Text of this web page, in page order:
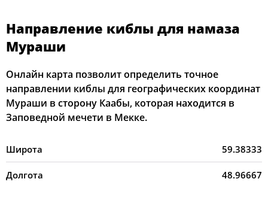
Направление киблы для намаза
Мураши
Онлайн карта позволит определить точное
направлении киблы для географических координат
Мураши в сторону Каабы, которая находится в
Заповедной мечети в Мекке.
Широта 59.38333
Долгота 48.96667